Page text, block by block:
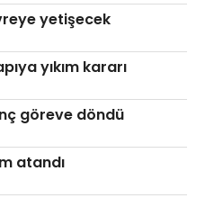
yetişecek
yıkım kararı
göreve döndü
atandı